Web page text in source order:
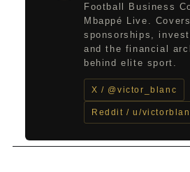
Football Business
Mbappé Live.
sponsorships,
and the financial
behind elite sport.
X / @victor_blanc
Reddit / u/